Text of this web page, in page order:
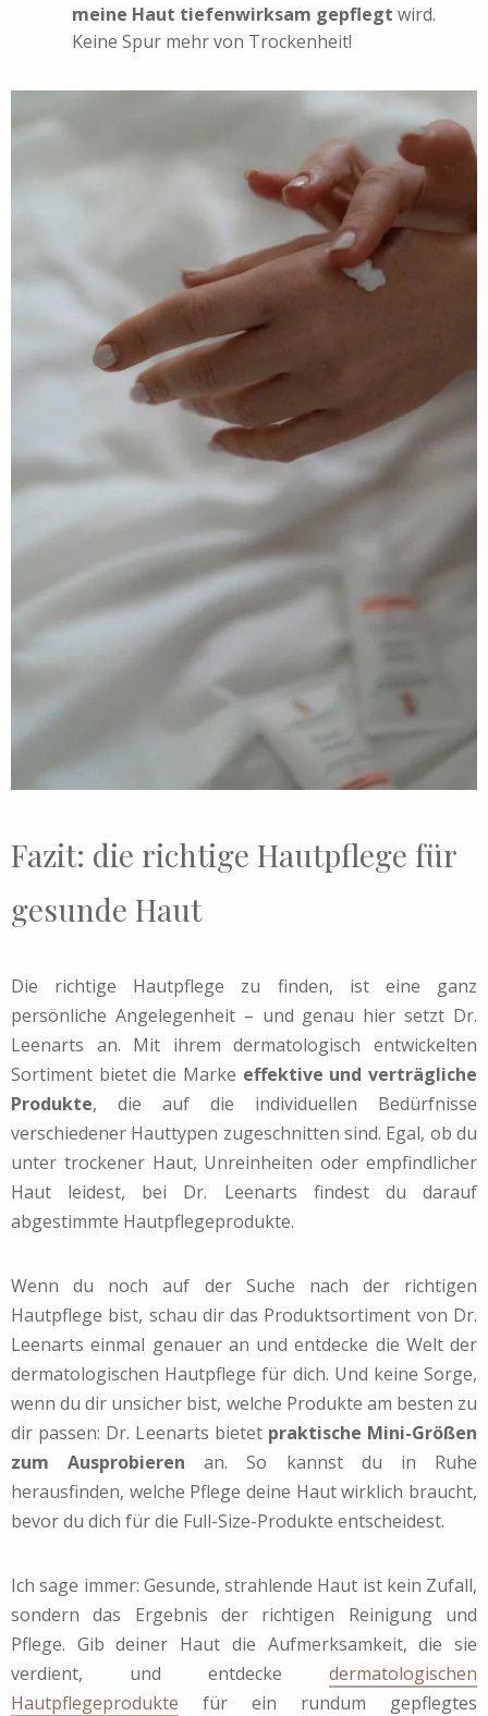
meine Haut tiefenwirksam gepflegt wird.
Keine Spur mehr von Trockenheit!
Fazit: die richtige Hautpflege für
gesunde Haut
Die richtige Hautpflege zu finden, ist eine ganz
persönliche Angelegenheit – und genau hier setzt Dr.
Leenarts an. Mit ihrem dermatologisch entwickelten
Sortiment bietet die Marke effektive und verträgliche
Produkte, die auf die individuellen Bedürfnisse
verschiedener Hauttypen zugeschnitten sind. Egal, ob du
unter trockener Haut, Unreinheiten oder empfindlicher
Haut leidest, bei Dr. Leenarts findest du darauf
abgestimmte Hautpflegeprodukte.
Wenn du noch auf der Suche nach der richtigen
Hautpflege bist, schau dir das Produktsortiment von Dr.
Leenarts einmal genauer an und entdecke die Welt der
dermatologischen Hautpflege für dich. Und keine Sorge,
wenn du dir unsicher bist, welche Produkte am besten zu
dir passen: Dr. Leenarts bietet praktische Mini-Größen
zum Ausprobieren an. So kannst du in Ruhe
herausfinden, welche Pflege deine Haut wirklich braucht,
bevor du dich für die Full-Size-Produkte entscheidest.
Ich sage immer: Gesunde, strahlende Haut ist kein Zufall,
sondern das Ergebnis der richtigen Reinigung und
Pflege. Gib deiner Haut die Aufmerksamkeit, die sie
verdient, und entdecke dermatologischen
Hautpflegeprodukte für ein rundum gepflegtes